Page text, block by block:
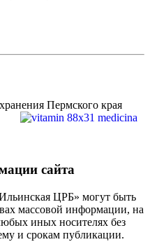
Пермского края
сайта
ЦРБ» могут быть
массовой информации, на
иных носителях без
и срокам публикации.